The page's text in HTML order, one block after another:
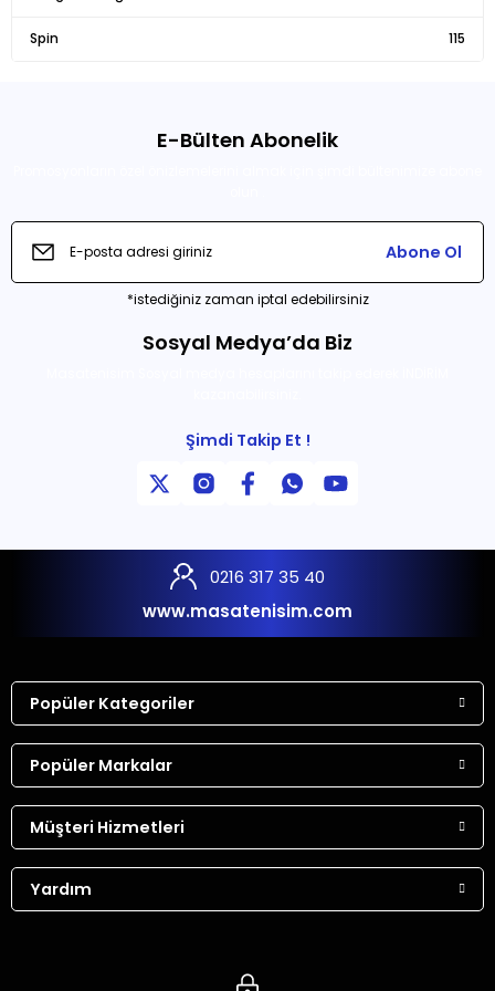
Ürün bilgilerinde hatalar bulunuyor.
Ürün fiyatı diğer sitelerden daha pahalı.
Spin 115
E-Bülten Abonelik
Abone Ol
*istediğiniz zaman iptal edebilirsiniz
Sosyal Medya’da Biz
Şimdi Takip Et !
0216 317 35 40
www.masatenisim.com
Popüler Kategoriler
Popüler Markalar
Müşteri Hizmetleri
Yardım